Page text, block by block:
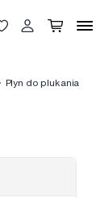
Plyn do plukania